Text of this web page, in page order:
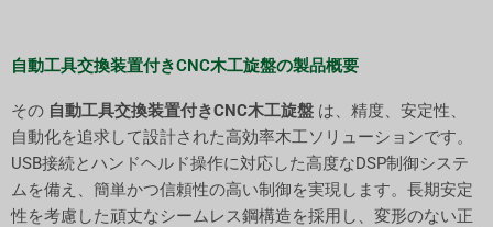
自動工具交換装置付きCNC木工旋盤の製品概要
その 自動工具交換装置付きCNC木工旋盤 は、精度、安定性、
自動化を追求して設計された高効率木工ソリューションです。
USB接続とハンドヘルド操作に対応した高度なDSP制御システ
ムを備え、簡単かつ信頼性の高い制御を実現します。長期安定
性を考慮した頑丈なシームレス鋼構造を採用し、変形のない正